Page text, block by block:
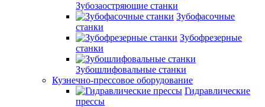
Зубозаостряющие станки
Зубофасочные
станки
Зубофрезерные
станки
Зубошлифовальные станки
Кузнечно-прессовое оборудование
Гидравлические
прессы